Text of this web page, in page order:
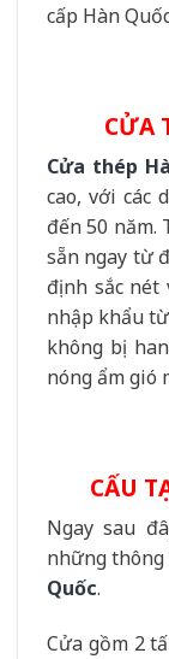
cấp Hàn
CỬA
Cửa thép
cao, với các
đến 50 năm.
sẵn ngay từ
định sắc nét
nhập khẩu
không bị
nóng ẩm gió
CẤU
Ngay sau
những thông
Quốc.
Cửa gồm 2